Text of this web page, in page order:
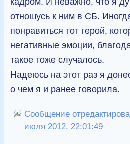
отношусь к ним в СБ.
понравиться тот герой,
негативные эмоции,
такое тоже случалось.
Надеюсь на этот раз я
о чем я и ранее говорила.
Сообщение
июля 2012, 22:01:49